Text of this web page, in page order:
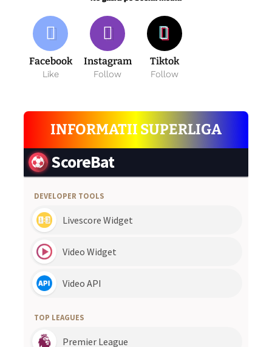
Facebook
Like
Instagram
Follow
Tiktok
Follow
INFORMATII SUPERLIGA